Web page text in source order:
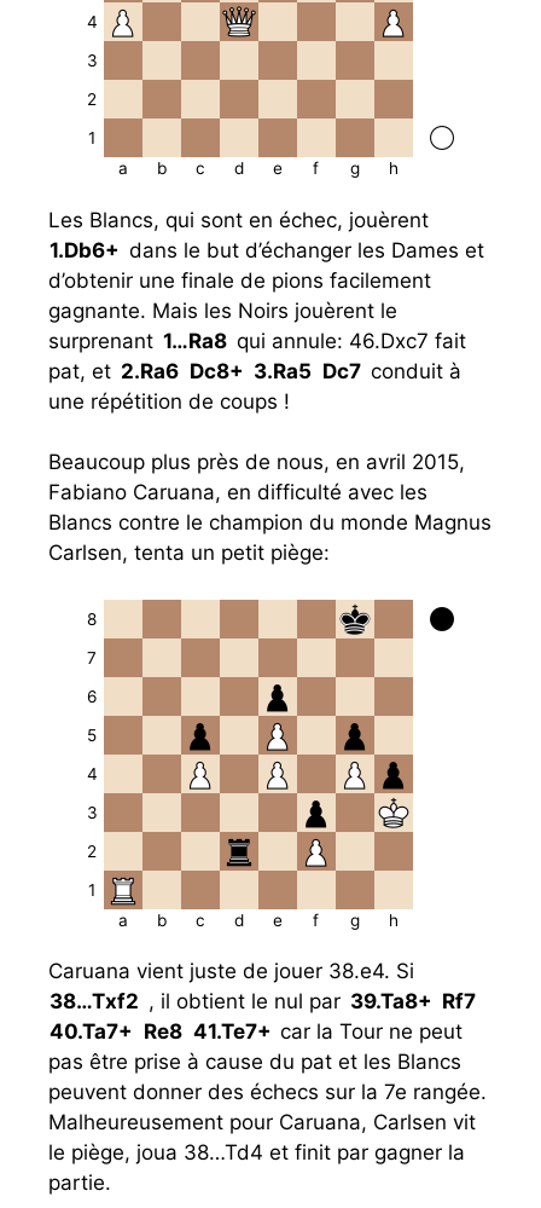
4
3
2
1
a
b c d e f g h
Les Blancs, qui sont en échec, jouèrent
1.Db6+ dans le but d’échanger les Dames et
d’obtenir une finale de pions facilement
gagnante. Mais les Noirs jouèrent le
surprenant 1…Ra8 qui annule: 46.Dxc7 fait
pat, et 2.Ra6 Dc8+ 3.Ra5 Dc7 conduit à
une répétition de coups !
Beaucoup plus près de nous, en avril 2015,
Fabiano Caruana, en difficulté avec les
Blancs contre le champion du monde Magnus
Carlsen, tenta un petit piège:
8
7
6
5
4
3
2
1
a
b c d e f g h
Caruana vient juste de jouer 38.e4. Si
38…Txf2 , il obtient le nul par 39.Ta8+ Rf7
40.Ta7+ Re8 41.Te7+ car la Tour ne peut
pas être prise à cause du pat et les Blancs
peuvent donner des échecs sur la 7e rangée.
Malheureusement pour Caruana, Carlsen vit
le piège, joua 38…Td4 et finit par gagner la
partie.